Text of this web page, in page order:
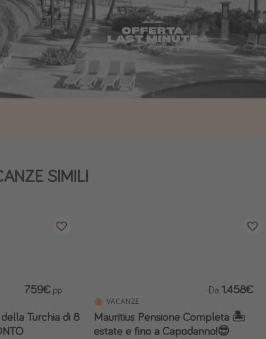
SIMILI
Turchia di 8
759€ pp
VACANZE
Mauritius Pensione Completa 🏝️
estate e fino a Capodanno!😎
Da 1.458€